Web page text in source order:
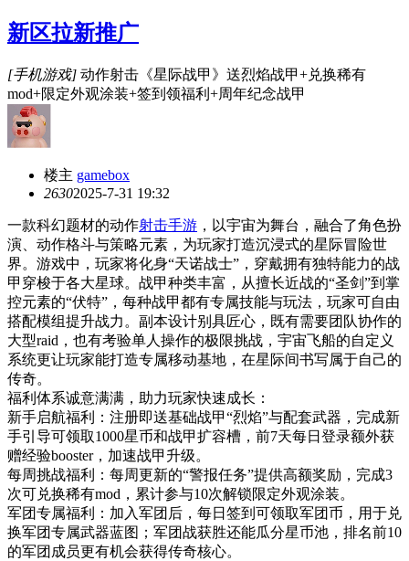
新区拉新推广
[手机游戏] 动作射击《星际战甲》送烈焰战甲+兑换稀有
mod+限定外观涂装+签到领福利+周年纪念战甲
楼主 gamebox
26302025-7-31 19:32
一款科幻题材的动作射击手游 ，以宇宙为舞台，融合了角色扮
演、动作格斗与策略元素，为玩家打造沉浸式的星际冒险世
界。游戏中，玩家将化身“天诺战士”，穿戴拥有独特能力的战
甲穿梭于各大星球。战甲种类丰富，从擅长近战的“圣剑”到掌
控元素的“伏特”，每种战甲都有专属技能与玩法，玩家可自由
搭配模组提升战力。副本设计别具匠心，既有需要团队协作的
大型raid，也有考验单人操作的极限挑战，宇宙飞船的自定义
系统更让玩家能打造专属移动基地，在星际间书写属于自己的
传奇。
福利体系诚意满满，助力玩家快速成长：
新手启航福利：注册即送基础战甲“烈焰”与配套武器，完成新
手引导可领取1000星币和战甲扩容槽，前7天每日登录额外获
赠经验booster，加速战甲升级。
每周挑战福利：每周更新的“警报任务”提供高额奖励，完成3
次可兑换稀有mod，累计参与10次解锁限定外观涂装。
军团专属福利：加入军团后，每日签到可领取军团币，用于兑
换军团专属武器蓝图；军团战获胜还能瓜分星币池，排名前10
的军团成员更有机会获得传奇核心。